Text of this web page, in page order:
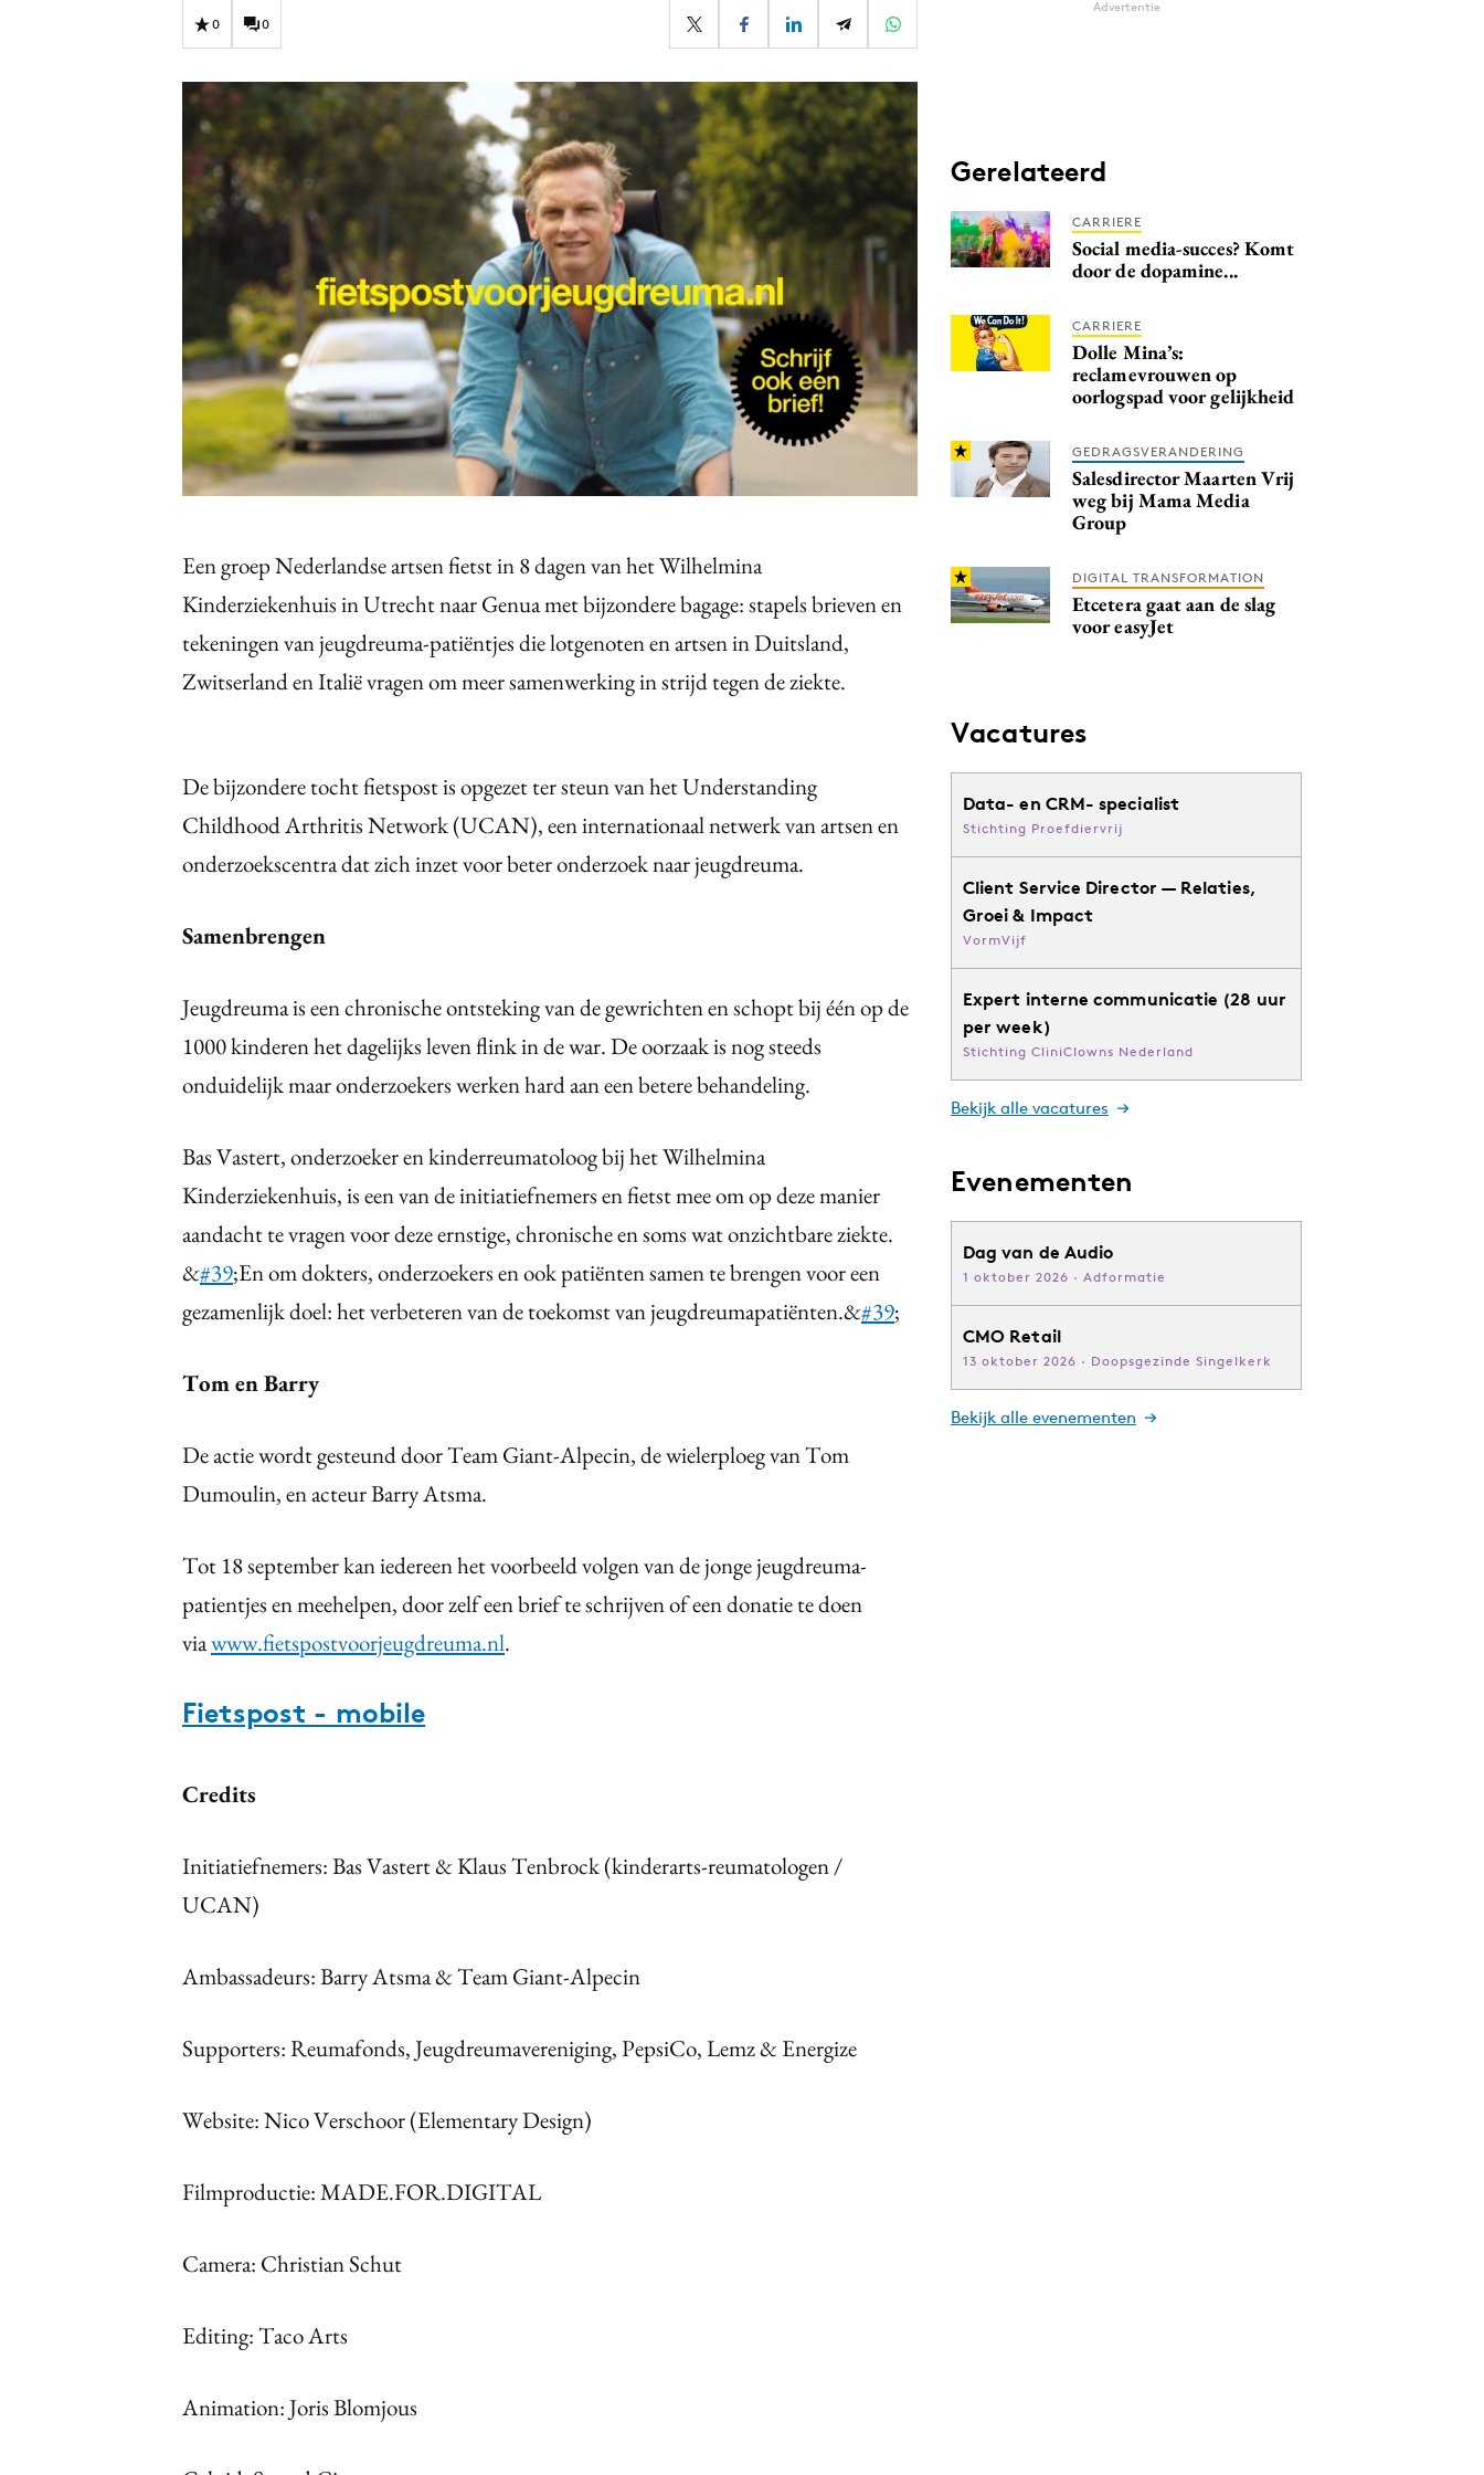
Interne communicatie
Martech
Purpose Marketing
0 0
Een groep Nederlandse artsen fietst in 8 dagen van het Wilhelmina
Kinderziekenhuis in Utrecht naar Genua met bijzondere bagage: stapels brieven en
tekeningen van jeugdreuma-patiëntjes die lotgenoten en artsen in Duitsland,
Zwitserland en Italië vragen om meer samenwerking in strijd tegen de ziekte.
De bijzondere tocht fietspost is opgezet ter steun van het Understanding
Childhood Arthritis Network (UCAN), een internationaal netwerk van artsen en
onderzoekscentra dat zich inzet voor beter onderzoek naar jeugdreuma.
Samenbrengen
Jeugdreuma is een chronische ontsteking van de gewrichten en schopt bij één op de
1000 kinderen het dagelijks leven flink in de war. De oorzaak is nog steeds
onduidelijk maar onderzoekers werken hard aan een betere behandeling.
Bas Vastert, onderzoeker en kinderreumatoloog bij het Wilhelmina
Kinderziekenhuis, is een van de initiatiefnemers en fietst mee om op deze manier
aandacht te vragen voor deze ernstige, chronische en soms wat onzichtbare ziekte.
&#39;En om dokters, onderzoekers en ook patiënten samen te brengen voor een
gezamenlijk doel: het verbeteren van de toekomst van jeugdreumapatiënten.&#39;
Tom en Barry
De actie wordt gesteund door Team Giant-Alpecin, de wielerploeg van Tom
Dumoulin, en acteur Barry Atsma.
Tot 18 september kan iedereen het voorbeeld volgen van de jonge jeugdreuma-
patientjes en meehelpen, door zelf een brief te schrijven of een donatie te doen
viawww.fietspostvoorjeugdreuma.nl.
Fietspost - mobile
Credits
Initiatiefnemers: Bas Vastert & Klaus Tenbrock (kinderarts-reumatologen /
UCAN)
Ambassadeurs: Barry Atsma & Team Giant-Alpecin
Supporters: Reumafonds, Jeugdreumavereniging, PepsiCo, Lemz & Energize
Website: Nico Verschoor (Elementary Design)
Filmproductie: MADE.FOR.DIGITAL
Camera: Christian Schut
Editing: Taco Arts
Animation: Joris Blomjous
Advertentie
Gerelateerd
CARRIERE
Social media-succes? Komt
door de dopamine...
CARRIERE
Dolle Mina’s:
reclamevrouwen op
oorlogspad voor gelijkheid
GEDRAGSVERANDERING
Salesdirector Maarten Vrij
weg bij Mama Media
Group
DIGITAL TRANSFORMATION
Etcetera gaat aan de slag
voor easyJet
Vacatures
Data- en CRM- specialist
Stichting Proefdiervrij
Client Service Director — Relaties,
Groei & Impact
VormVijf
Expert interne communicatie (28 uur
per week)
Stichting CliniClowns Nederland
Bekijk alle vacatures
Evenementen
Dag van de Audio
1 oktober 2026 · Adformatie
CMO Retail
13 oktober 2026 · Doopsgezinde Singelkerk
Bekijk alle evenementen